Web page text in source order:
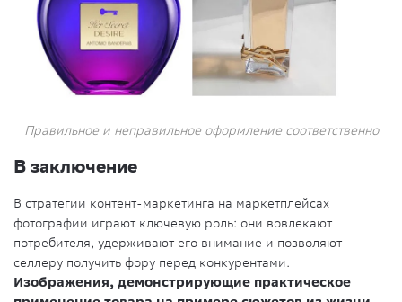
Правильное и неправильное оформление соответственно
В заключение
В стратегии контент-маркетинга на маркетплейсах
фотографии играют ключевую роль: они вовлекают
потребителя, удерживают его внимание и позволяют
селлеру получить фору перед конкурентами.
Изображения, демонстрирующие практическое